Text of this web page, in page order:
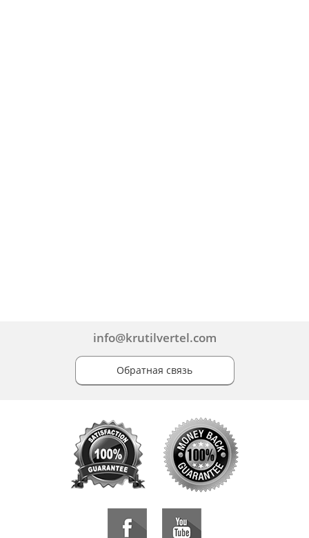
info@krutilvertel.com
Обратная связь